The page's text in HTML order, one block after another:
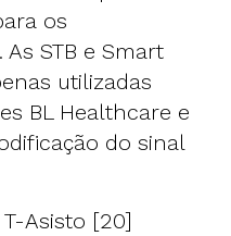
os
STB e Smart
utilizadas
BL Healthcare e
do sinal
Asisto [20]